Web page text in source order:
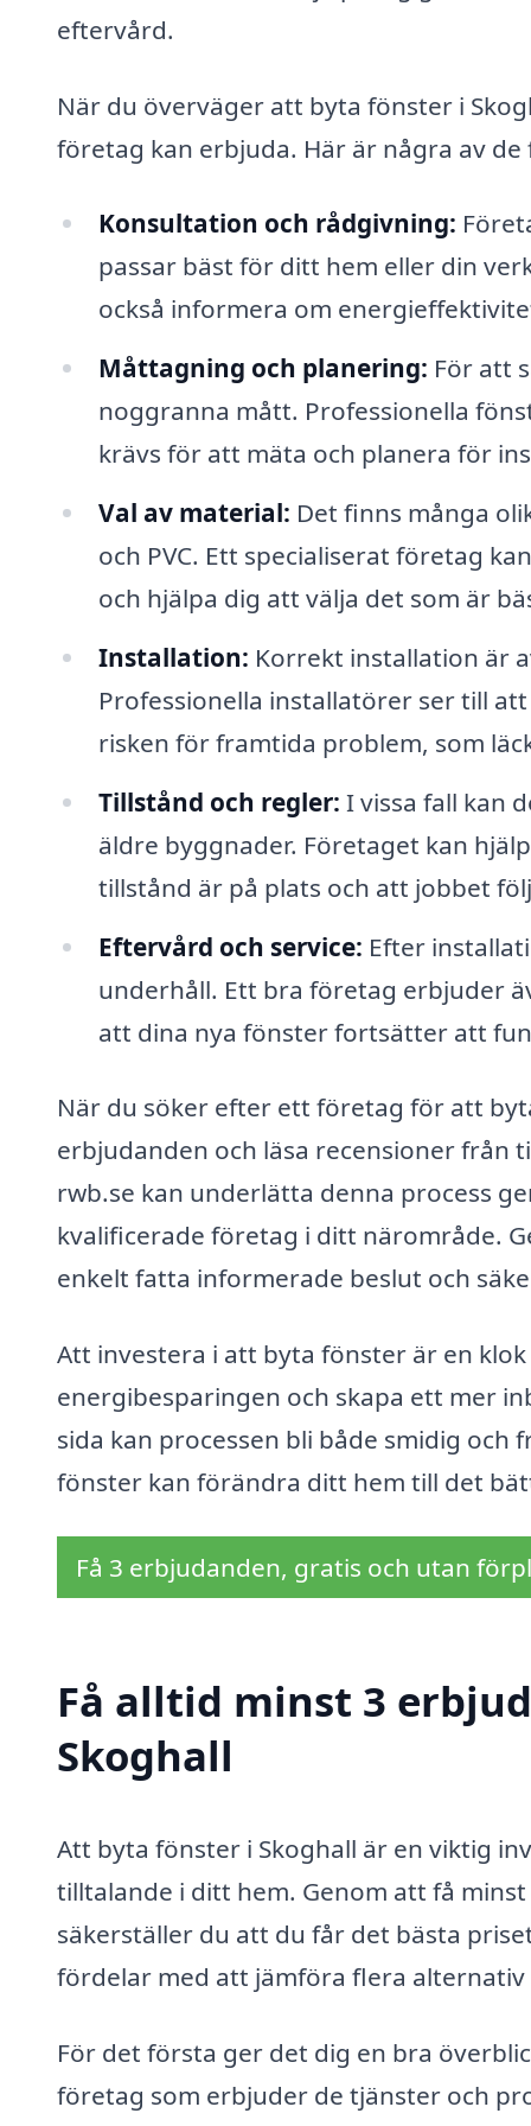
eftervård.
När du överväger att byta fönster i
företag kan erbjuda. Här är några av
Konsultation och rådgivning:
passar bäst för ditt hem eller din
också informera om
Måttagning och planering: För att
noggranna mått. Professionella
krävs för att mäta och planera för
Val av material: Det finns många
och PVC. Ett specialiserat företag
och hjälpa dig att välja det som är
Installation: Korrekt installation är
Professionella installatörer ser till
risken för framtida problem, som
Tillstånd och regler: I vissa fall kan
äldre byggnader. Företaget kan
tillstånd är på plats och att jobbet
Eftervård och service: Efter
underhåll. Ett bra företag erbjuder
att dina nya fönster fortsätter att
När du söker efter ett företag för att
erbjudanden och läsa recensioner från
rwb.se kan underlätta denna process
kvalificerade företag i ditt närområde.
enkelt fatta informerade beslut och
Att investera i att byta fönster är en
energibesparingen och skapa ett mer
sida kan processen bli både smidig
fönster kan förändra ditt hem till det
Få 3 erbjudanden, gratis och utan
Få alltid minst 3
Skoghall
Att byta fönster i Skoghall är en viktig
tilltalande i ditt hem. Genom att få
säkerställer du att du får det bästa
fördelar med att jämföra flera
För det första ger det dig en bra
företag som erbjuder de tjänster och